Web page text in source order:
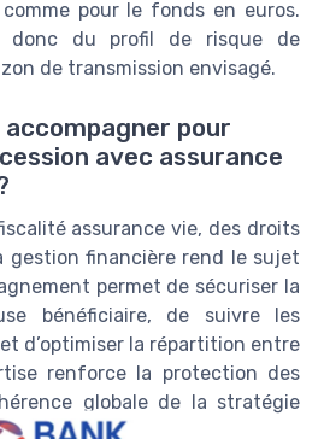
pour le fonds en euros.
donc du profil de risque de
de transmission envisagé.
pour
avec assurance
assurance vie, des droits
gestion financière rend le sujet
permet de sécuriser la
bénéficiaire, de suivre les
d’optimiser la répartition entre
renforce la protection des
globale de la stratégie